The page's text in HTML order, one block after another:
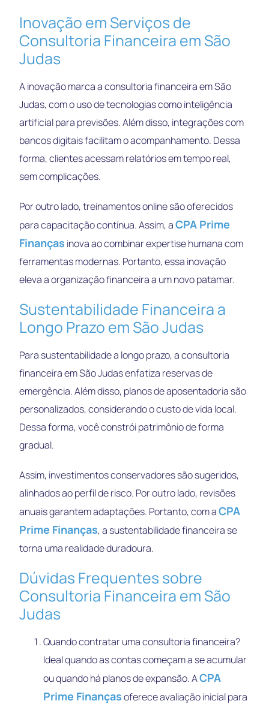
Inovação em Serviços de
Consultoria Financeira em São
Judas
A inovação marca a consultoria financeira em São
Judas, com o uso de tecnologias como inteligência
artificial para previsões. Além disso, integrações com
bancos digitais facilitam o acompanhamento. Dessa
forma, clientes acessam relatórios em tempo real,
sem complicações.
Por outro lado, treinamentos online são oferecidos
para capacitação contínua. Assim, aCPA Prime
Finanças inova ao combinar expertise humana com
ferramentas modernas. Portanto, essa inovação
eleva a organização financeira a um novo patamar.
Sustentabilidade Financeira a
Longo Prazo em São Judas
Para sustentabilidade a longo prazo, a consultoria
financeira em São Judas enfatiza reservas de
emergência. Além disso, planos de aposentadoria são
personalizados, considerando o custo de vida local.
Dessa forma, você constrói patrimônio de forma
gradual.
Assim, investimentos conservadores são sugeridos,
alinhados ao perfil de risco. Por outro lado, revisões
anuais garantem adaptações. Portanto, com aCPA
Prime Finanças, a sustentabilidade financeira se
torna uma realidade duradoura.
Dúvidas Frequentes sobre
Consultoria Financeira em São
Judas
Quando contratar uma consultoria financeira?
Ideal quando as contas começam a se acumular
ou quando há planos de expansão. ACPA
Prime Finançasoferece avaliação inicial para